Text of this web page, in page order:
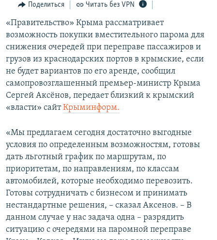
поискуИНФОГРАФИКА
ТЕЛЕПРОЕКТ КРЫМ.РЕАЛИИ
СОВЕТЫ ПРАВОЗАЩИТНИКОВ
ПРОПАВШИЕ БЕЗ ВЕСТИ
ПОБЕДИТЕЛЕЙ НЕ СУДЯТ?
КРЫМ.НЕПОКОРЕННЫЙ
ELIFBE
УКРАИНСКАЯ ПРОБЛЕМА КРЫМА
КАК ОБОЙТИ БЛОКИРОВКУ
Українською
Qırımtatar
ПРИСОЕДИНЯЙТЕСЬ!
Все сайты RFE/RL
Поделиться Читать без VPN
«Правительство» Крыма рассматривает
возможность покупки вместительного парома для
снижения очередей при переправе пассажиров и
грузов из краснодарских портов в крымские, если
не будет вариантов по его аренде, сообщил
самопровозглашенный премьер-министр Крыма
Сергей Аксёнов, передает близкий к крымский
«власти» сайтКрыминформ.
«Мы предлагаем сегодня достаточно выгодные
условия по определенным возможностям, готовы
дать льготный график по маршрутам, по
приоритетам, по направлениям, по классам
автомобилей, которые необходимо перевозить.
Готовы сотрудничать с бизнесом и принимать
нестандартные решения, – сказал Аксенов. – В
данном случае у нас задача одна – разрядить
ситуацию с очередями на паромной переправе